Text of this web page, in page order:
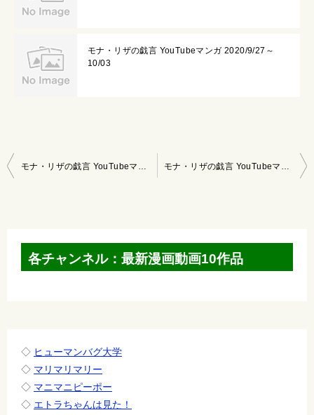
モナ・リザの戯言 YouTubeマンガ 2020/9/27～
10/03
投
各チャンネル：最新漫画動画10作品
◇ ヒューマンバグ大学
◇ マリマリマリー
◇ マニマニピーポー
◇ エトラちゃんは見た！